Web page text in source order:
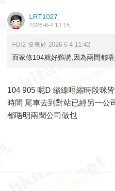
LRT1027
2026-6-4 13:15
FBI2 發表於 2026-6-4 11:42
而家條104就好難講,因為兩間都
104 905 呢D 縮線唔縮時段咪
時間 尾車去到對站已經另一公
都唔明兩間公司做乜